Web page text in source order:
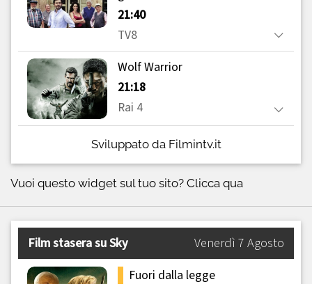
Sviluppato da Filmintv.it
Vuoi questo widget sul tuo sito? Clicca qua